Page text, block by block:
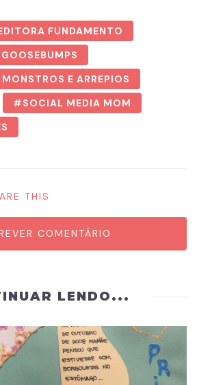
FUNDAMENTO
GOOSEBUMPS
E ARREPIOS
SOCIAL MEDIA MOM
THIS
COMENTÁRIO
LENDO...